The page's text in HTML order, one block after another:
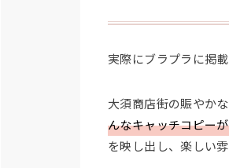
実際にブラプラに掲
大須商店街の賑やか
んなキャッチコピー
を映し出し、楽しい